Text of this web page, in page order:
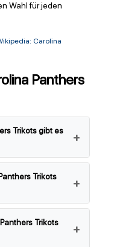
Wahl für jeden
Carolina
Panthers
Trikots gibt es
Trikots
Trikots